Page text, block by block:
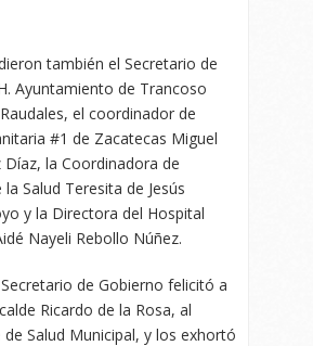
también el Secretario de
Ayuntamiento de Trancoso
el coordinador de
#1 de Zacatecas Miguel
Díaz, la Coordinadora de
Salud Teresita de Jesús
y la Directora del Hospital
Nayeli Rebollo Núñez.
de Gobierno felicitó a
Ricardo de la Rosa, al
Salud Municipal, y los exhortó